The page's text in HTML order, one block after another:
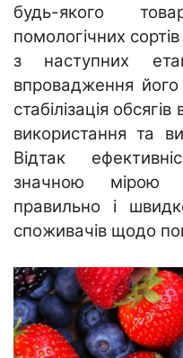
будь-якого
помологічних
з наступних
впровадження
стабілізація
використання та
Відтак
значною мірою
правильно і
споживачів щодо